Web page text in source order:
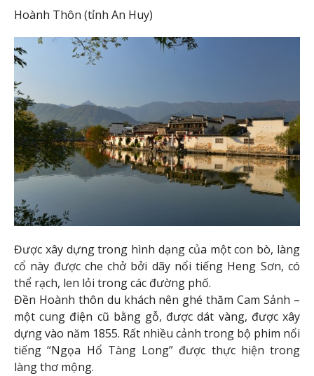
Hoành Thôn (tỉnh An Huy)
Được xây dựng trong hình dạng của một con bò, làng
cổ này được che chở bởi dãy nổi tiếng Heng Sơn, có
thể rạch, len lỏi trong các đường phố.
Đền Hoành thôn du khách nên ghé thăm Cam Sảnh –
một cung điện cũ bằng gỗ, được dát vàng, được xây
dựng vào năm 1855. Rất nhiều cảnh trong bộ phim nổi
tiếng “Ngọa Hổ Tàng Long” được thực hiện trong
làng thơ mộng.